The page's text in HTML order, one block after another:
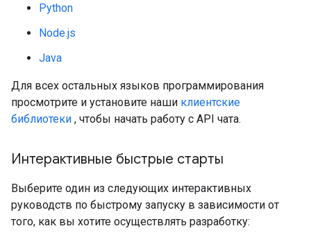
Python
Node.js
Java
Для всех остальных языков программирования
просмотрите и установите наши клиентские
библиотеки , чтобы начать работу с API чата.
Интерактивные быстрые старты
Выберите один из следующих интерактивных
руководств по быстрому запуску в зависимости от
того, как вы хотите осуществлять разработку: